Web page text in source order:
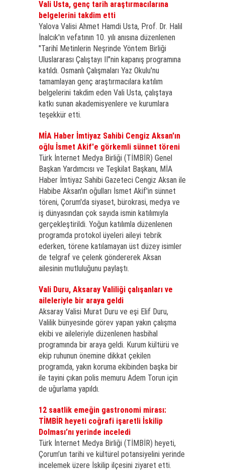
Vali Usta, genç tarih araştırmacılarına
belgelerini takdim etti
Yalova Valisi Ahmet Hamdi Usta, Prof. Dr. Halil
İnalcık'ın vefatının 10. yılı anısına düzenlenen
"Tarihî Metinlerin Neşrinde Yöntem Birliği
Uluslararası Çalıştayı II"nin kapanış programına
katıldı. Osmanlı Çalışmaları Yaz Okulu'nu
tamamlayan genç araştırmacılara katılım
belgelerini takdim eden Vali Usta, çalıştaya
katkı sunan akademisyenlere ve kurumlara
teşekkür etti.
MİA Haber İmtiyaz Sahibi Cengiz Aksan'ın
oğlu İsmet Akif'e görkemli sünnet töreni
Türk İnternet Medya Birliği (TİMBİR) Genel
Başkan Yardımcısı ve Teşkilat Başkanı, MİA
Haber İmtiyaz Sahibi Gazeteci Cengiz Aksan ile
Habibe Aksan'ın oğulları İsmet Akif'in sünnet
töreni, Çorum'da siyaset, bürokrasi, medya ve
iş dünyasından çok sayıda ismin katılımıyla
gerçekleştirildi. Yoğun katılımla düzenlenen
programda protokol üyeleri aileyi tebrik
ederken, törene katılamayan üst düzey isimler
de telgraf ve çelenk göndererek Aksan
ailesinin mutluluğunu paylaştı.
Vali Duru, Aksaray Valiliği çalışanları ve
aileleriyle bir araya geldi
Aksaray Valisi Murat Duru ve eşi Elif Duru,
Valilik bünyesinde görev yapan yakın çalışma
ekibi ve aileleriyle düzenlenen hasbihal
programında bir araya geldi. Kurum kültürü ve
ekip ruhunun önemine dikkat çekilen
programda, yakın koruma ekibinden başka bir
ile tayini çıkan polis memuru Adem Torun için
de uğurlama yapıldı.
12 saatlik emeğin gastronomi mirası:
TİMBİR heyeti coğrafi işaretli İskilip
Dolması’nı yerinde inceledi
Türk İnternet Medya Birliği (TİMBİR) heyeti,
Çorum’un tarihi ve kültürel potansiyelini yerinde
incelemek üzere İskilip ilçesini ziyaret etti.